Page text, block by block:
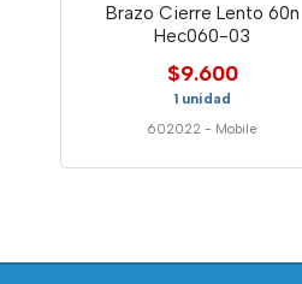
Brazo Cierre Lento 60n
Hec060-03
$9.600
1 unidad
602022 - Mobile